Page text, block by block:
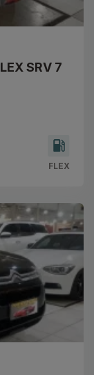
SRV 7
FLEX